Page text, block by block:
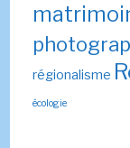
régionalisme
écologie